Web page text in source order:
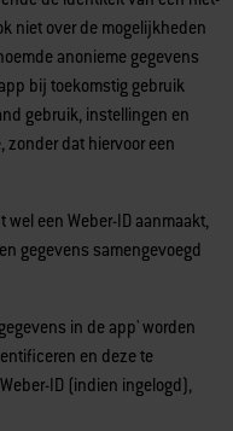
niet over de mogelijkheden
anonieme gegevens
bij toekomstig gebruik
gebruik, instellingen en
zonder dat hiervoor een
wel een Weber-ID aanmaakt,
gegevens samengevoegd
in de app' worden
en deze te
ID (indien ingelogd),